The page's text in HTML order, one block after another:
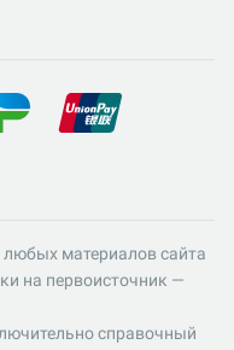
материалов сайта
на первоисточник —
справочный